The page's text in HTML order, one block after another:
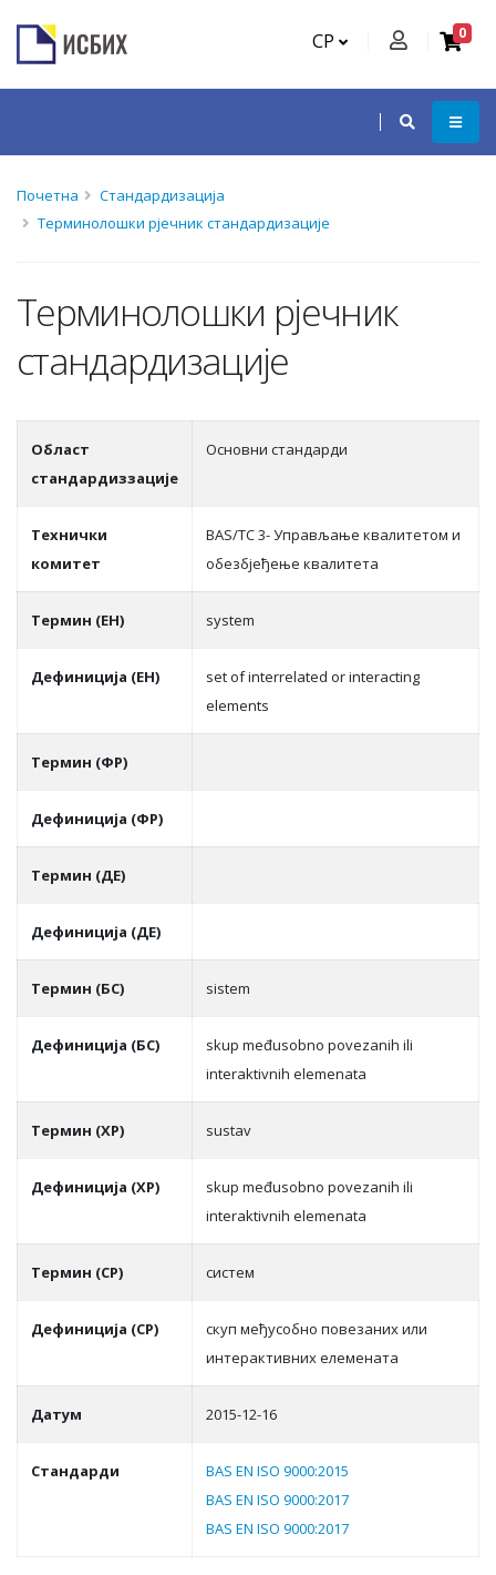
СР 0
Почетна
Стандардизација
Терминолошки рјечник стандардизације
Терминолошки рјечник
стандардизације
Област
стандардиззације
Основни стандарди
Teхнички
комитет
BAS/TC 3- Управљање квалитетом и
обезбјеђење квалитета
Термин (ЕН) system
Дефиниција (ЕН)
set of interrelated or interacting
elements
Термин (ФР)
Дефиниција (ФР)
Термин (ДЕ)
Дефиниција (ДЕ)
Термин (БС) sistem
Дефиниција (БС)
skup međusobno povezanih ili
interaktivnih elemenata
Термин (ХР) sustav
Дефиниција (ХР)
skup međusobno povezanih ili
interaktivnih elemenata
Термин (СР) систeм
Дефиниција (СР)
скуп мeђусoбнo пoвeзaних или
интeрaктивних eлeмeнaтa
Датум 2015-12-16
Стандарди
BAS EN ISO 9000:2015
BAS EN ISO 9000:2017
BAS EN ISO 9000:2017